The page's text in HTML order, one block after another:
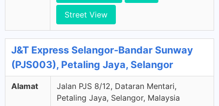
Street View
J&T Express Selangor-Bandar Sunway
(PJS003), Petaling Jaya, Selangor
Alamat
Jalan PJS 8/12, Dataran Mentari,
Petaling Jaya, Selangor, Malaysia